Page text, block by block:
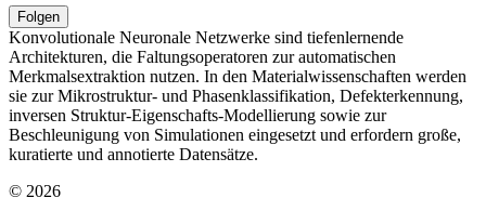
Folgen
Konvolutionale Neuronale Netzwerke sind tiefenlernende
Architekturen, die Faltungsoperatoren zur automatischen
Merkmalsextraktion nutzen. In den Materialwissenschaften werden
sie zur Mikrostruktur- und Phasenklassifikation, Defekterkennung,
inversen Struktur-Eigenschafts-Modellierung sowie zur
Beschleunigung von Simulationen eingesetzt und erfordern große,
kuratierte und annotierte Datensätze.
© 2026